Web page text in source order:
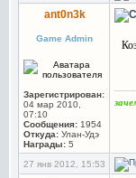
ant0n3k
Game Admin
Зарегистрирован:
04 мар 2010,
07:10
Сообщения: 1954
Откуда: Улан-Удэ
Награды: 5
27 янв 2012, 15:53